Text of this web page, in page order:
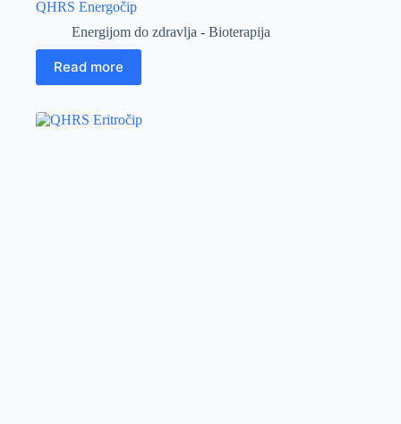
QHRS Energočip
Energijom do zdravlja - Bioterapija
Read more